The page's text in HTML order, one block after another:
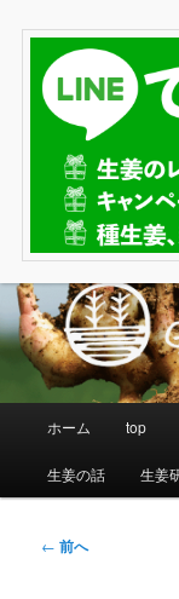
生姜専門
blog
通販もやってるよ
メ
ホーム top
生姜の話 生姜
投
← 前へ